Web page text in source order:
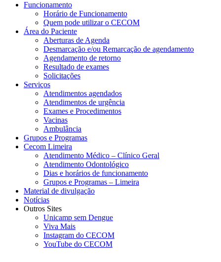
Funcionamento
Horário de Funcionamento
Quem pode utilizar o CECOM
Área do Paciente
Aberturas de Agenda
Desmarcação e/ou Remarcação de agendamento
Agendamento de retorno
Resultado de exames
Solicitações
Serviços
Atendimentos agendados
Atendimentos de urgência
Exames e Procedimentos
Vacinas
Ambulância
Grupos e Programas
Cecom Limeira
Atendimento Médico – Clínico Geral
Atendimento Odontológico
Dias e horários de funcionamento
Grupos e Programas – Limeira
Material de divulgação
Notícias
Outros Sites
Unicamp sem Dengue
Viva Mais
Instagram do CECOM
YouTube do CECOM